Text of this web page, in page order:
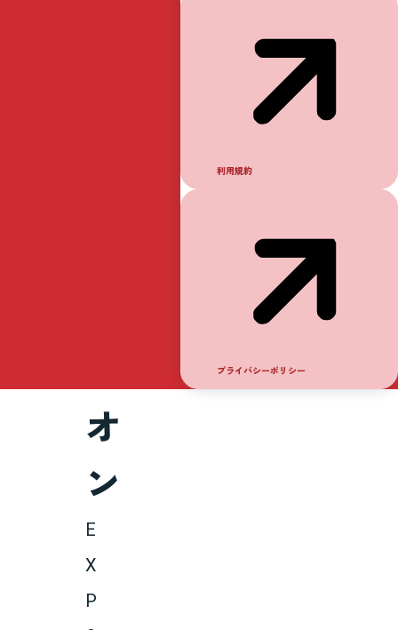
利用規約
プライバシーポリシー
オ
ン
E
X
P